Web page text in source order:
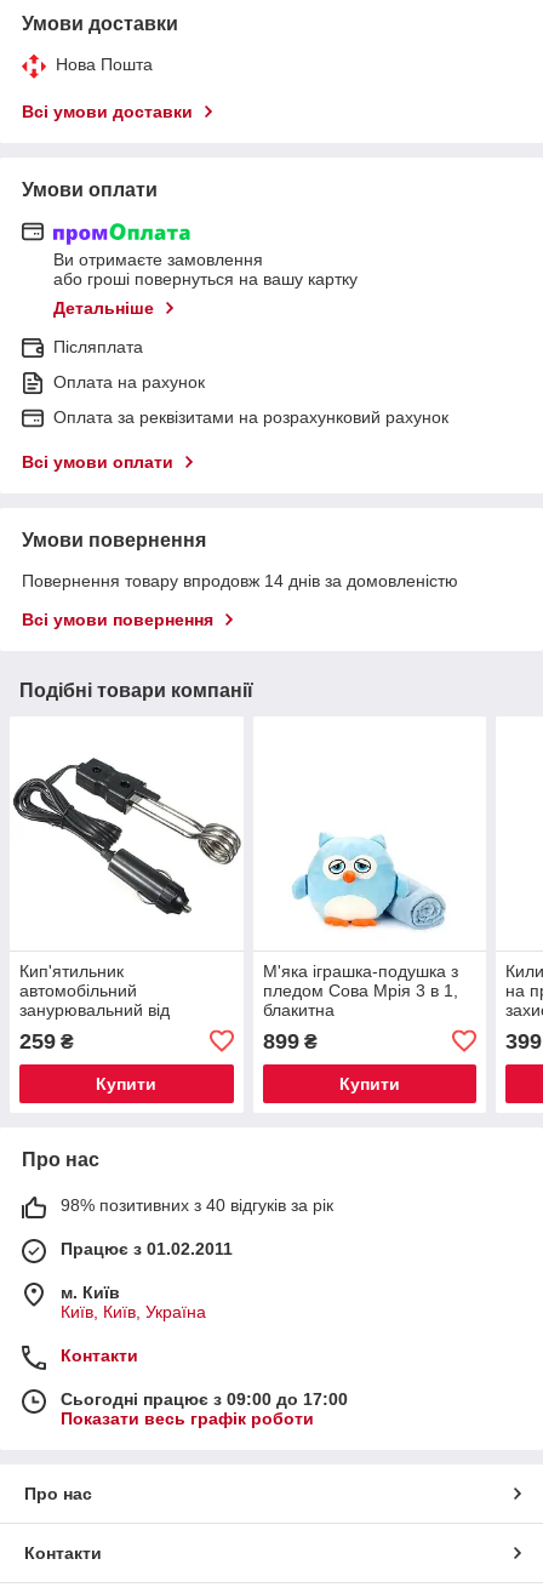
Умови доставки
Нова Пошта
Всі умови доставки
Умови оплати
Ви отримаєте замовлення
або гроші повернуться на вашу картку
Детальніше
Післяплата
Оплата на рахунок
Оплата за реквізитами на розрахунковий рахунок
Всі умови оплати
Умови повернення
Повернення товару впродовж 14 днів за домовленістю
Всі умови повернення
Подібні товари компанії
Кип'ятильник
автомобільний
занурювальний від
259 ₴
Купити
М'яка іграшка-подушка з
пледом Сова Мрія 3 в 1,
блакитна
899₴
Купити
на
399
Про нас
98% позитивних з 40 відгуків за рік
Працює з 01.02.2011
м. Київ
Київ, Київ, Україна
Контакти
Сьогодні працює з 09:00 до 17:00
Показати весь графік роботи
Про нас
Контакти